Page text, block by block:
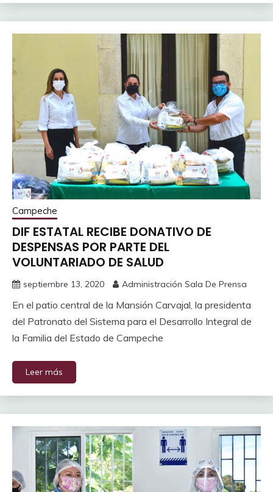
Campeche
DIF ESTATAL RECIBE DONATIVO DE
DESPENSAS POR PARTE DEL
VOLUNTARIADO DE SALUD
septiembre 13, 2020 Administración Sala De Prensa
En el patio central de la Mansión Carvajal, la presidenta
del Patronato del Sistema para el Desarrollo Integral de
la Familia del Estado de Campeche
Leer más